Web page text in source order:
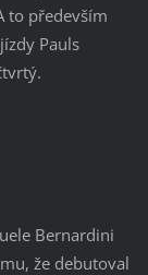
to především
Pauls
Bernardini
že debutoval